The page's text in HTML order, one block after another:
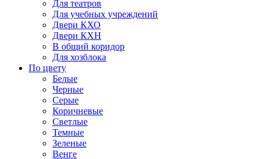
Для театров
Для учебных учреждений
Двери КХО
Двери КХН
В общий коридор
Для хозблока
По цвету
Белые
Черные
Серые
Коричневые
Светлые
Темные
Зеленые
Венге